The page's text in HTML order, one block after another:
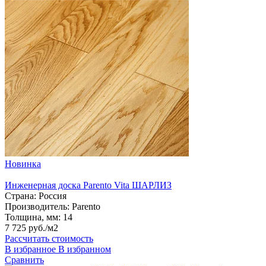
Новинка
Инженерная доска Parento Vita ШАРЛИЗ
Страна: Россия
Производитель: Parento
Толщина, мм: 14
7 725 руб./м2
Рассчитать стоимость
В избранное В избранном
Сравнить